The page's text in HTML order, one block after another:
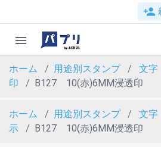
person_add
menu
ホーム 用途別スタンプ 文字
印
B127 10(赤)6MM浸透印
ホーム 用途別スタンプ 文字
示
B127 10(赤)6MM浸透印